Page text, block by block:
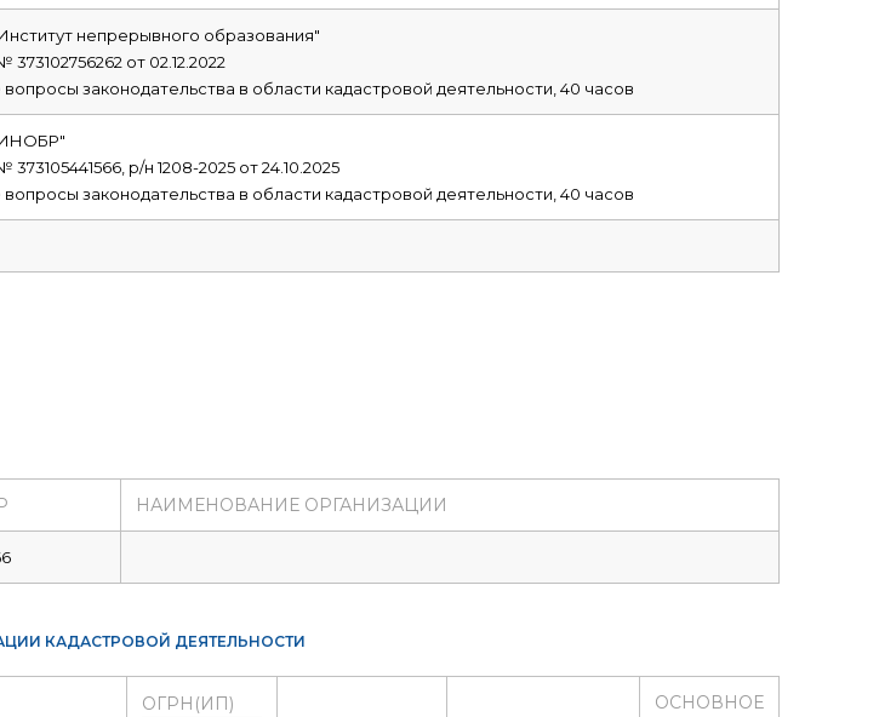
непрерывного образования"
от 02.12.2022
вопросы законодательства в области кадастровой деятельности, 40 часов
р/н 1208-2025 от 24.10.2025
вопросы законодательства в области кадастровой деятельности, 40 часов
НАИМЕНОВАНИЕ ОРГАНИЗАЦИИ
КАДАСТРОВОЙ ДЕЯТЕЛЬНОСТИ
ОГРН(ИП)
ОСНОВНОЕ